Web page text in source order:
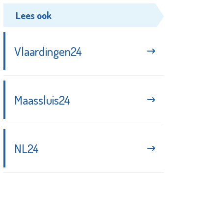
Lees ook
Vlaardingen24
Maassluis24
NL24